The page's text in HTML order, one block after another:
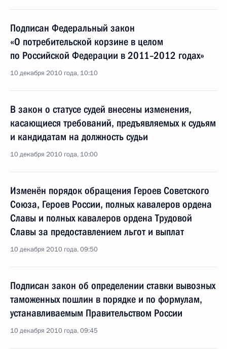
Подписан Федеральный закон
«О потребительской корзине в целом
по Российской Федерации в 2011–2012 годах»
10 декабря 2010 года, 10:10
В закон о статусе судей внесены изменения,
касающиеся требований, предъявляемых к судьям
и кандидатам на должность судьи
10 декабря 2010 года, 10:00
Изменён порядок обращения Героев Советского
Союза, Героев России, полных кавалеров ордена
Славы и полных кавалеров ордена Трудовой
Славы за предоставлением льгот и выплат
10 декабря 2010 года, 09:50
Подписан закон об определении ставки вывозных
таможенных пошлин в порядке и по формулам,
устанавливаемым Правительством России
10 декабря 2010 года, 09:45